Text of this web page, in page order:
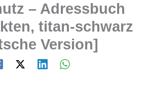
– Adressbuch
titan-schwarz
Version]